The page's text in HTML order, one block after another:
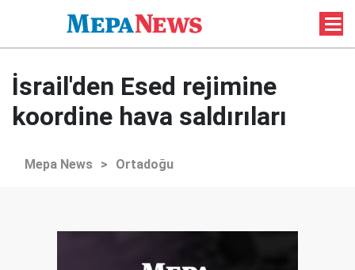
İsrail'den Esed rejimine
koordine hava saldırıları
Mepa News > Ortadoğu